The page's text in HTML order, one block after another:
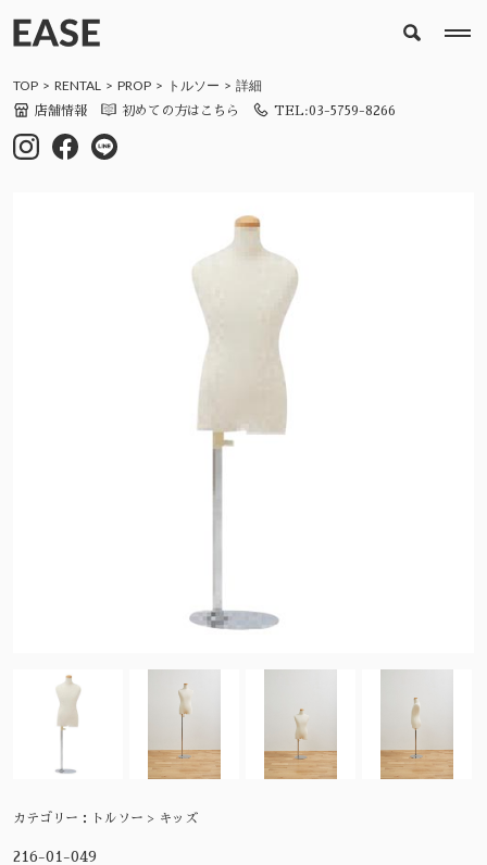
TOP RENTAL PROP トルソー 詳細
店舗情報 初めての方はこちら TEL:03-5759-8266
カテゴリー： トルソー > キッズ
216-01-049